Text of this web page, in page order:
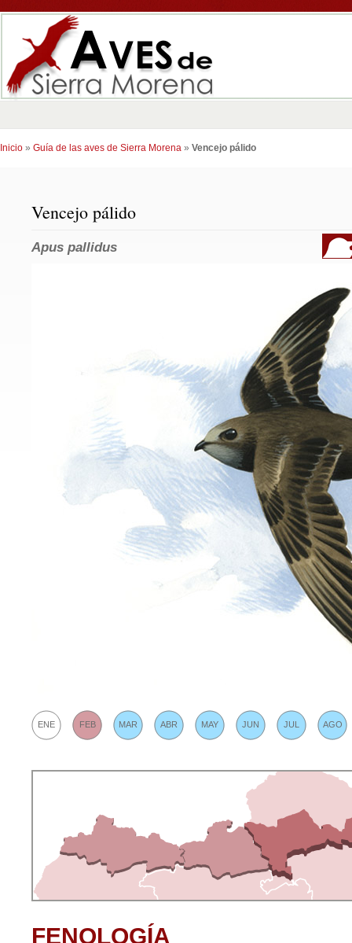
Inicio » Guía de las aves de Sierra Morena » Vencejo pálido
Vencejo pálido
Apus pallidus
ENE FEB MAR ABR MAY JUN JUL AGO
FENOLOGÍA